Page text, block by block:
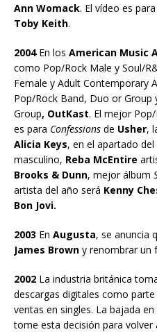
Ann Womack. El vídeo es para
Toby Keith.
2004En los American Music
como Pop/Rock Male y Soul/
Female y Adult Contemporary
Pop/Rock Band, Duo or
Group, OutKast. El mejor
es para Confessions de Usher,
Alicia Keys, en el apartado
masculino, Reba McEntire
Brooks & Dunn, mejor álbum
artista del año será Kenny
Bon Jovi.
2003 En Augusta, se anuncia
James Brown y renombrar un
2002 La industria británica
descargas digitales como
ventas en singles. La bajada
tome esta decisión para volver